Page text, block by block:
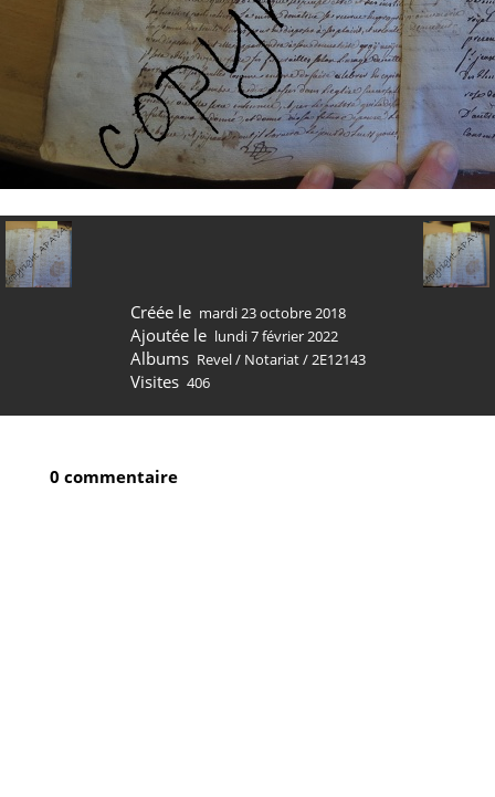
Créée le mardi 23 octobre 2018
Ajoutée le lundi 7 février 2022
Albums Revel/ Notariat/2E12143
Visites 406
0 commentaire